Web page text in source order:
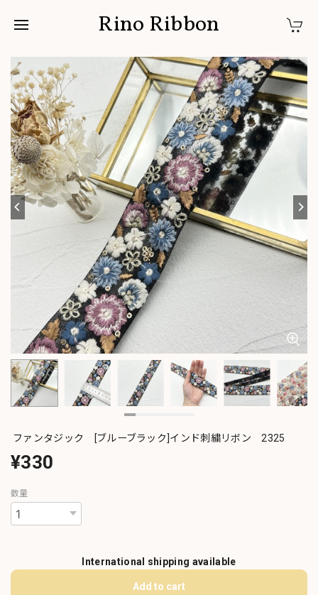
Rino Ribbon
ファンタジック [ブルーブラック]インド刺繍リボン 2325
¥330
数量
International shipping available
Add to cart